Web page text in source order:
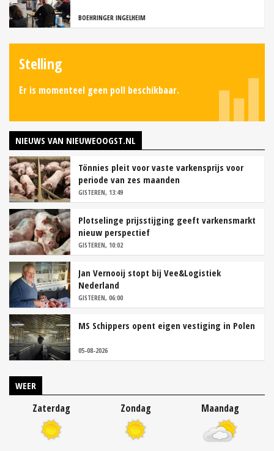
BOEHRINGER INGELHEIM
Stelling
Er is momenteel geen poll beschikbaar.
NIEUWS VAN NIEUWEOOGST.NL
Tönnies pleit voor vaste varkensprijs voor
periode van zes maanden
GISTEREN, 13:49
Plotselinge prijsstijging geeft varkensmarkt
nieuw perspectief
GISTEREN, 10:02
Jan Vernooij stopt bij Vee&Logistiek
Nederland
GISTEREN, 06:00
MS Schippers opent eigen vestiging in Polen
05-08-2026
WEER
Zaterdag Zondag Maandag